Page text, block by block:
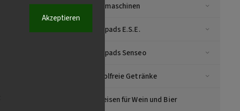
Akzeptieren
Kaffeemaschinen
Kaffeepads E.S.E.
Kaffeepads Senseo
Alkoholfreie Getränke
Vorspeisen für Wein und Bier